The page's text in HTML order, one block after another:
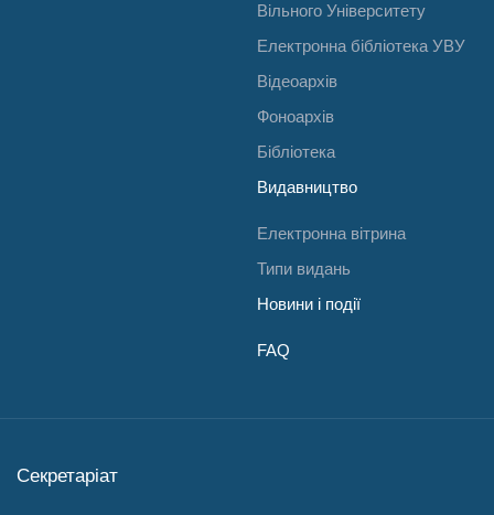
Вільного Університету
Електронна бібліотека УВУ
Відеоархів
Фоноархів
Бібліотека
Видавництво
Електронна вітрина
Типи видань
Новини і події
FAQ
Секретаріат